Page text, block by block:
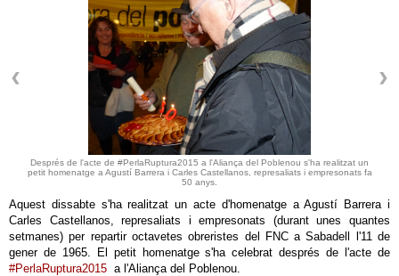
Després de l'acte de #PerlaRuptura2015 a l'Aliança del Poblenou s'ha realitzat un
petit homenatge a Agustí Barrera i Carles Castellanos, represaliats i empresonats fa
50 anys.
Aquest dissabte s'ha realitzat un acte d'homenatge a Agustí Barrera i
Carles Castellanos, represaliats i empresonats (durant unes quantes
setmanes) per repartir octavetes obreristes del FNC a Sabadell l'11 de
gener de 1965. El petit homenatge s'ha celebrat després de l'acte de
#PerlaRuptura2015 a l'Aliança del Poblenou.